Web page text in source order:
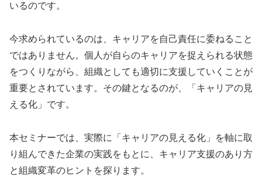
いるのです。
今求められているのは、キャリアを自己責任に委ねること
ではありません。個人が自らのキャリアを捉えられる状態
をつくりながら、組織としても適切に支援していくことが
重要とされています。その鍵となるのが、「キャリアの見
える化」です。
本セミナーでは、実際に「キャリアの見える化」を軸に取
り組んできた企業の実践をもとに、キャリア支援のあり方
と組織変革のヒントを探ります。